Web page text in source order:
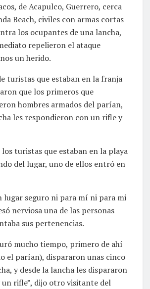
de Acapulco, Guerrero, cerca
Beach, civiles con armas cortas
los ocupantes de una lancha,
repelieron el ataque
un herido.
turistas que estaban en la franja
que los primeros que
hombres armados del parían,
les respondieron con un rifle y
turistas que estaban en la playa
del lugar, uno de ellos entró en
lugar seguro ni para mí ni para mi
nerviosa una de las personas
sus pertenencias.
mucho tiempo, primero de ahí
el parían), dispararon unas cinco
y desde la lancha les dispararon
rifle”, dijo otro visitante del